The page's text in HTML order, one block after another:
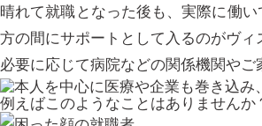
晴れて就職となった後も、実際に働
方の間にサポートとして入るのがヴィ
必要に応じて病院などの関係機関やご
例えばこのようなことはありませんか